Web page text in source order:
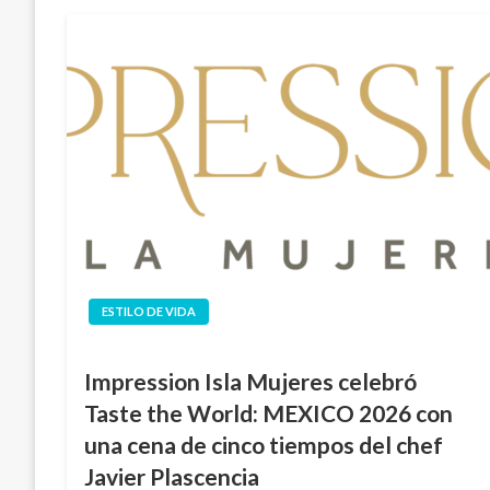
ESTILO DE VIDA
Impression Isla Mujeres celebró
Taste the World: MEXICO 2026 con
una cena de cinco tiempos del chef
Javier Plascencia